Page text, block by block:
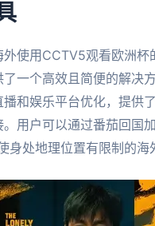
外使用CCTV5观看欧洲杯
了一个高效且简便的解决
播和娱乐平台优化，提供
。用户可以通过番茄回国
身处地理位置有限制的海